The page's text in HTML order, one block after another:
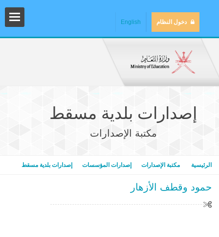
دخول النظام English
إصدارات بلدية مسقط
مكتبة الإصدارات
الرئيسية مكتبة الإصدارات إصدارات المؤسسات إصدارات بلدية مسقط
حمود وقطف الأزهار